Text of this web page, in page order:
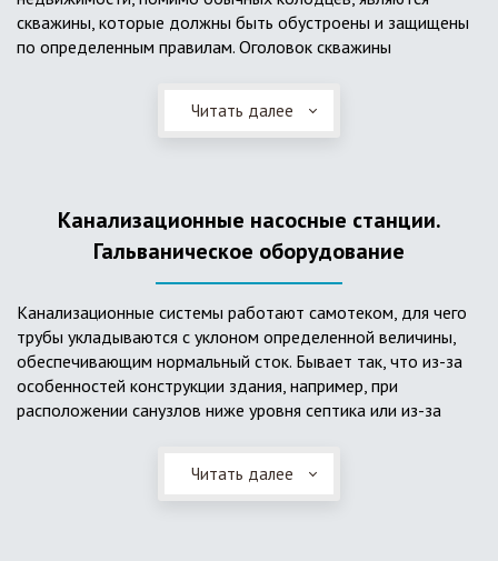
скважины, которые должны быть обустроены и защищены
по определенным правилам. Оголовок скважины
и автоматикой. Все это оборудование способно
подвергаться загрязнению атмосферными и
его работу в нормальном режиме. Лучшим способом
защиты оборудования является устройство герметичной
камеры или кессона, который не только защищает оголовок
скважины от негативных воздействий, но и обеспечивает
удобные условия для обслуживания в любой период года.
Кессон может быть выполнен из обычных железобетонных
колец, но только при отсутствии высокого уровня
подземных вод, так как в этом случае затруднительно
обеспечить требуемую герметичность. Если имеется
достаточную герметичность, недорогие, легко
Читать далее
Канализационные насосные станции.
Гальваническое оборудование
Канализационные системы работают самотеком, для чего
трубы укладываются с уклоном определенной величины,
обеспечивающим нормальный сток. Бывает так, что из-за
особенностей конструкции здания, например, при
расположении санузлов ниже уровня септика или из-за
Единственное решение в таком случае – это
использование КНС – канализационной насосной станции.
Читать далее